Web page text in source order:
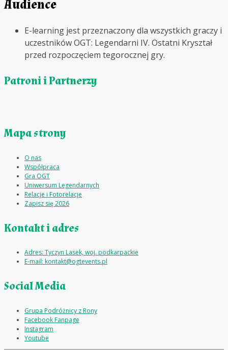
Audience
E-learning jest przeznaczony dla wszystkich graczy i
uczestników OGT: Legendarni IV. Ostatni Kryształ
przed rozpoczęciem tegorocznej gry.
Patroni i Partnerzy
Mapa strony
O nas
Współpraca
Gra OGT
Uniwersum Legendarnych
Relacje i Fotorelacje
Zapisz się 2026
Kontakt i adres
Adres: Tyczyn Lasek, woj. podkarpackie
E-mail: kontakt@ogtevents.pl
Social Media
Grupa Podróżnicy z Rony
Facebook Fanpage
Instagram
Youtube